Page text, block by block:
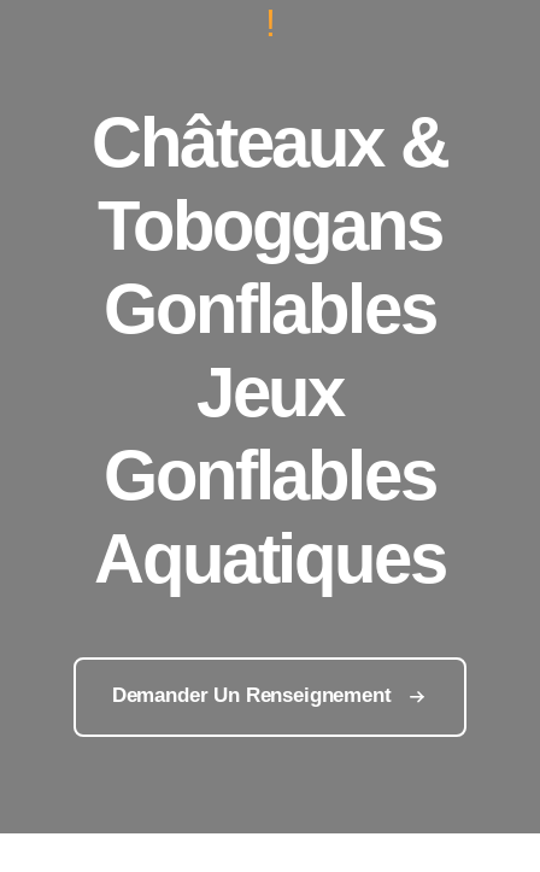
!
Châteaux &
Toboggans
Gonflables
Jeux
Gonflables
Aquatiques
Demander Un Renseignement